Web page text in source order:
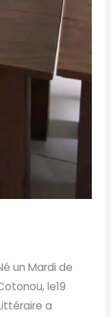
un Mardi de
le19
a